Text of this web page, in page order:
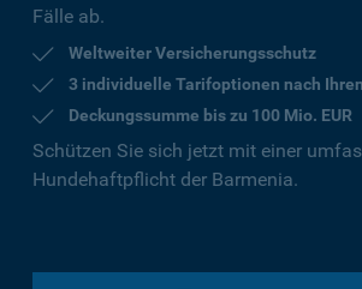
Fälle ab.
Weltweiter Versicherungsschutz
3 individuelle Tarifoptionen nach
Deckungssumme bis zu 100 Mio. EUR
Schützen Sie sich jetzt mit einer
Hundehaftpflicht der Barmenia.